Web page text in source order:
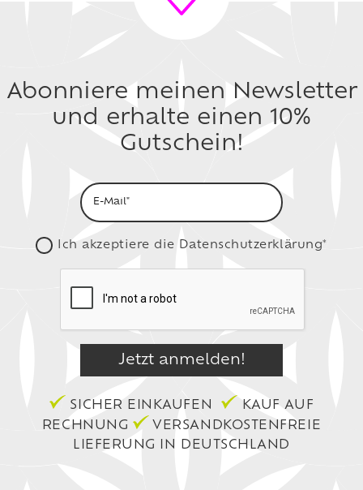
Abonniere meinen Newsletter
und erhalte einen 10%
Gutschein!
Ich akzeptiere die Datenschutzerklärung*
SICHER EINKAUFEN
KAUF AUF
RECHNUNG
VERSANDKOSTENFREIE
LIEFERUNG IN DEUTSCHLAND